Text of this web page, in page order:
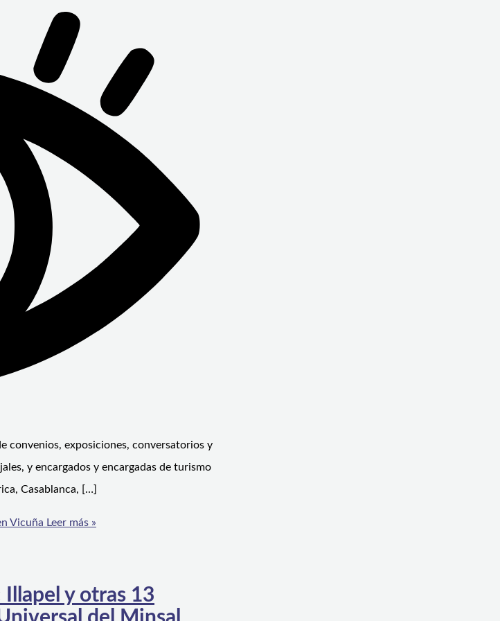
convenios, exposiciones, conversatorios y
y encargados y encargadas de turismo
Casablanca, […]
Vicuña Leer más »
Illapel y otras 13